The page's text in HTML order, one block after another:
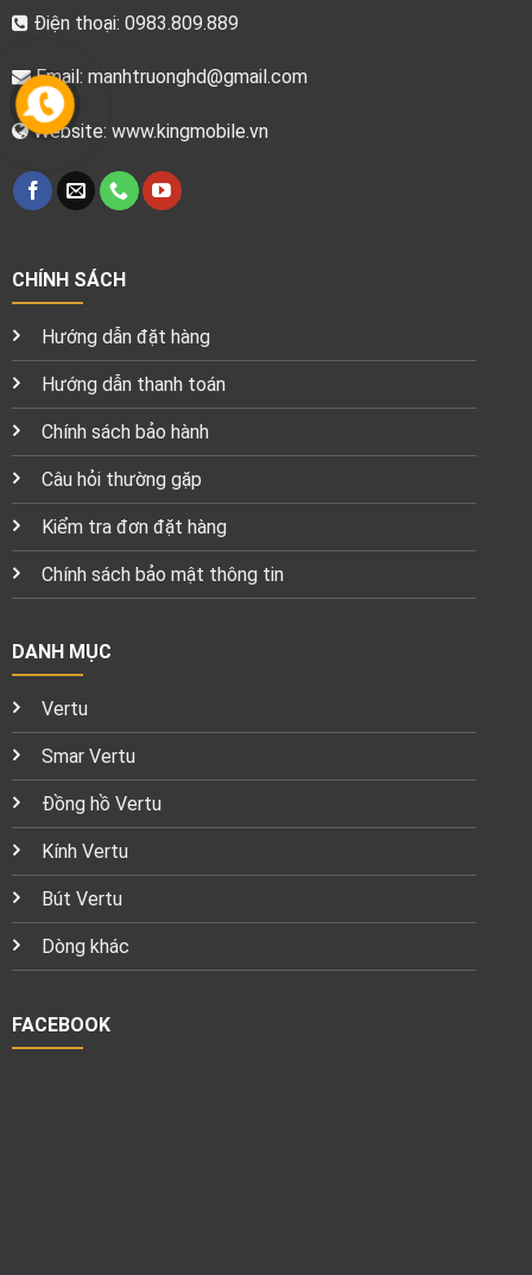
Điện thoại: 0983.809.889
Email: manhtruonghd@gmail.com
Website: www.kingmobile.vn
CHÍNH SÁCH
Hướng dẫn đặt hàng
Hướng dẫn thanh toán
Chính sách bảo hành
Câu hỏi thường gặp
Kiểm tra đơn đặt hàng
Chính sách bảo mật thông tin
DANH MỤC
Vertu
Smar Vertu
Đồng hồ Vertu
Kính Vertu
Bút Vertu
Dòng khác
FACEBOOK